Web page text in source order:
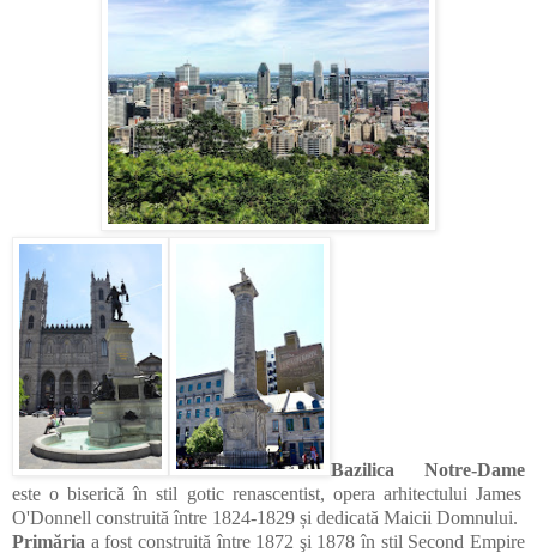
Bazilica Notre-Dame
este o biserică în stil gotic renascentist, opera arhitectului James
O'Donnell construită între 1824-1829 și dedicată Maicii Domnului.
Primăria a fost construită între 1872 şi 1878 în stil Second Empire